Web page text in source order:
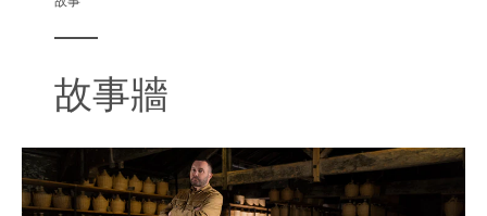
胡椒與淺淺的巧克力風味不斷挑逗嘴唇和味蕾。
綻放之焰：一陣陣暖流變得強烈，到達頂峰，繼而消
散。強而有力、豐盛又華麗。
醇厚之魅：逐步感受到熟悉的滋味。原來是口感醇厚
豐富的黑巧克力。
故事牆